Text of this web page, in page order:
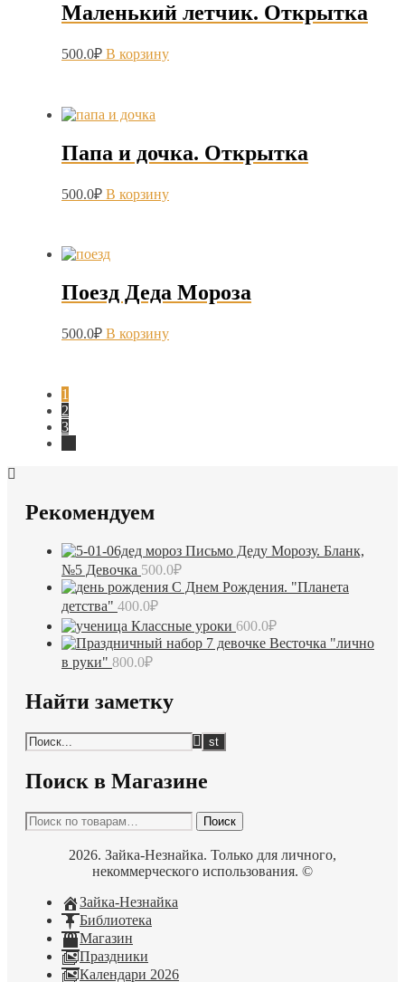
Маленький летчик. Открытка
500.0₽ В корзину
Папа и дочка. Открытка
500.0₽ В корзину
Поезд Деда Мороза
500.0₽ В корзину
1
2
3
Рекомендуем
Письмо Деду Морозу. Бланк,
№5 Девочка 500.0₽
С Днем Рождения. "Планета
детства" 400.0₽
Классные уроки 600.0₽
Весточка "лично
в руки" 800.0₽
Найти заметку
Поиск в Магазине
Искать: Поиск
2026. Зайка-Незнайка. Только для личного,
некоммерческого использования. ©
Зайка-Незнайка
Библиотека
Магазин
Праздники
Календари 2026